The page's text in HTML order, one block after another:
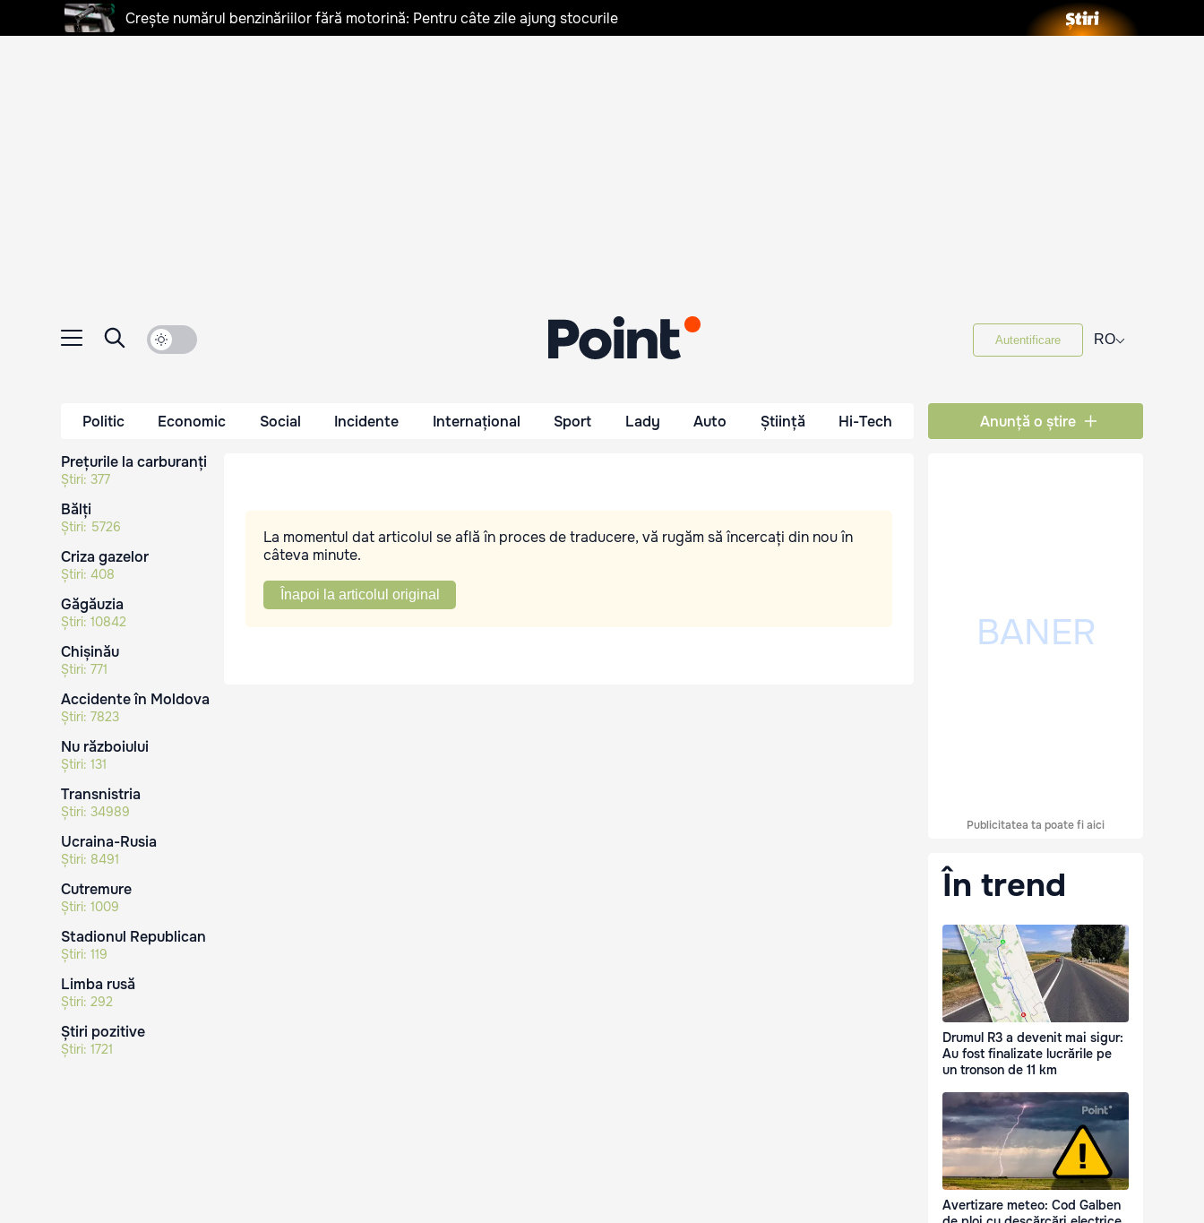
Crește numărul benzinăriilor fără motorină: Pentru câte zile ajung stocurile
Autentificare RO⌵
Politic Economic Social Incidente Internațional Sport Lady Auto Știință Hi-Tech Anunță o știre
Prețurile la carburanți
Știri: 377
Bălți
Știri: 5726
Criza gazelor
Știri: 408
Găgăuzia
Știri: 10842
Chișinău
Știri: 771
Accidente în Moldova
Știri: 7823
Nu războiului
Știri: 131
Transnistria
Știri: 34989
Ucraina-Rusia
Știri: 8491
Cutremure
Știri: 1009
Stadionul Republican
Știri: 119
Limba rusă
Știri: 292
Știri pozitive
Știri: 1721
La momentul dat articolul se află în proces de traducere, vă rugăm să încercați din nou în
câteva minute.
Înapoi la articolul original
Publicitatea ta poate fi aici
În trend
Drumul R3 a devenit mai sigur:
Au fost finalizate lucrările pe
un tronson de 11 km
Avertizare meteo: Cod Galben